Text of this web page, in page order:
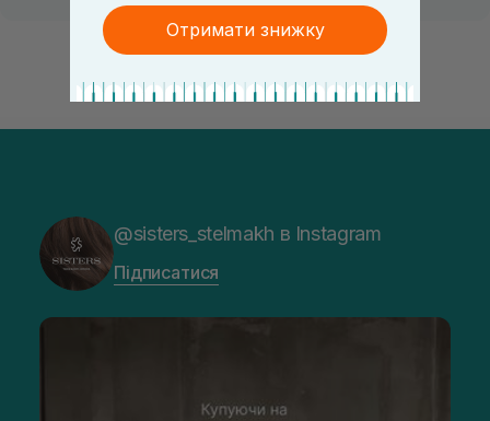
@sisters_stelmakh в Instagram
Підписатися
Отримати знижку